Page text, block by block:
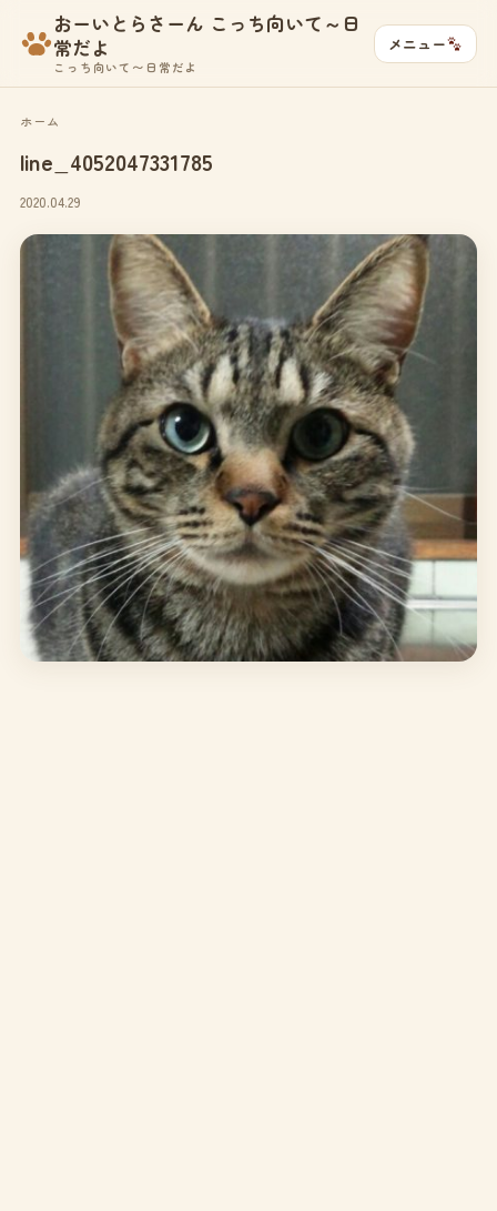
おーいとらさーん こっち向いて～日
常だよ
こっち向いて〜日常だよ
メニュー
ホーム
line_4052047331785
2020.04.29